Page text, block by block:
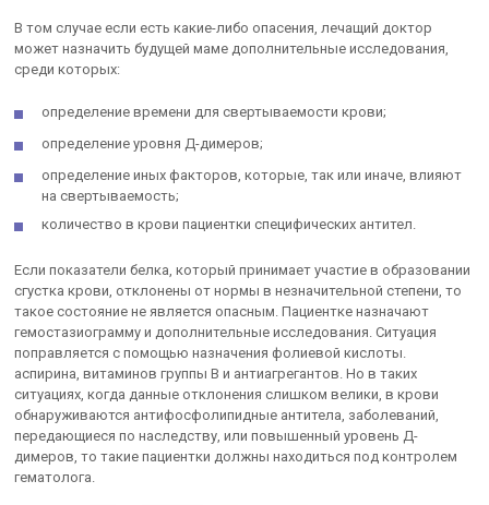
В том случае если есть какие-либо опасения, лечащий доктор
может назначить будущей маме дополнительные исследования,
среди которых:
определение времени для свертываемости крови;
определение уровня Д-димеров;
определение иных факторов, которые, так или иначе, влияют
на свертываемость;
количество в крови пациентки специфических антител.
Если показатели белка, который принимает участие в образовании
сгустка крови, отклонены от нормы в незначительной степени, то
такое состояние не является опасным. Пациентке назначают
гемостазиограмму и дополнительные исследования. Ситуация
поправляется с помощью назначения фолиевой кислоты.
аспирина, витаминов группы В и антиагрегантов. Но в таких
ситуациях, когда данные отклонения слишком велики, в крови
обнаруживаются антифосфолипидные антитела, заболеваний,
передающиеся по наследству, или повышенный уровень Д-
димеров, то такие пациентки должны находиться под контролем
гематолога.